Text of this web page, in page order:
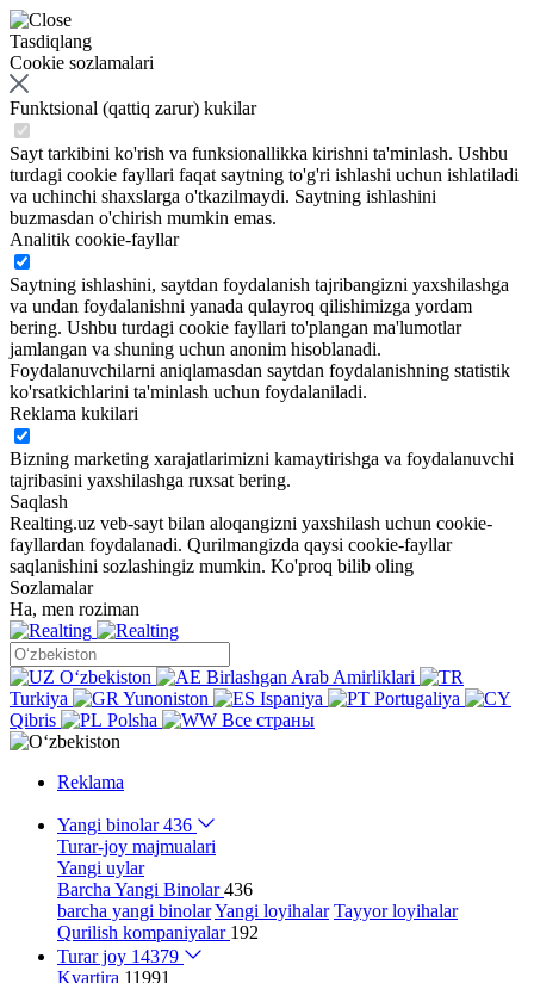
Tasdiqlang
Cookie sozlamalari
Funktsional (qattiq zarur) kukilar
Sayt tarkibini ko'rish va funksionallikka kirishni ta'minlash. Ushbu
turdagi cookie fayllari faqat saytning to'g'ri ishlashi uchun ishlatiladi
va uchinchi shaxslarga o'tkazilmaydi. Saytning ishlashini
buzmasdan o'chirish mumkin emas.
Analitik cookie-fayllar
Saytning ishlashini, saytdan foydalanish tajribangizni yaxshilashga
va undan foydalanishni yanada qulayroq qilishimizga yordam
bering. Ushbu turdagi cookie fayllari to'plangan ma'lumotlar
jamlangan va shuning uchun anonim hisoblanadi.
Foydalanuvchilarni aniqlamasdan saytdan foydalanishning statistik
ko'rsatkichlarini ta'minlash uchun foydalaniladi.
Reklama kukilari
Bizning marketing xarajatlarimizni kamaytirishga va foydalanuvchi
tajribasini yaxshilashga ruxsat bering.
Saqlash
Realting.uz veb-sayt bilan aloqangizni yaxshilash uchun cookie-
fayllardan foydalanadi. Qurilmangizda qaysi cookie-fayllar
saqlanishini sozlashingiz mumkin. Ko'proq bilib oling
Sozlamalar
Ha, men roziman
Oʻzbekiston
Birlashgan Arab Amirliklari
Turkiya
Yunoniston Ispaniya
Portugaliya
Qibris
Polsha Все страны
Reklama
Yangi binolar436
Turar-joy majmualari
Yangi uylar
Barcha Yangi Binolar436
barcha yangi binolarYangi loyihalar Tayyor loyihalar
Qurilish kompaniyalar 192
Turar joy 14379
Kvartira 11991